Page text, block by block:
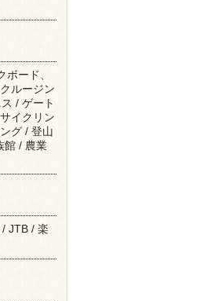
ード、
ルージン
/ ゲート
イクリン
グ / 登山
館 / 農業
JTB / 楽